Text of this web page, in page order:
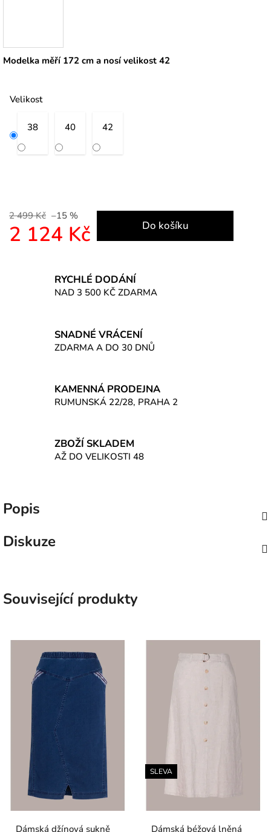
Modelka měří 172 cm a nosí velikost 42
Velikost
38 40 42
2 499 Kč –15 %
2 124 Kč Do košíku
RYCHLÉ DODÁNÍ
NAD 3 500 KČ ZDARMA
SNADNÉ VRÁCENÍ
ZDARMA A DO 30 DNŮ
KAMENNÁ PRODEJNA
RUMUNSKÁ 22/28, PRAHA 2
ZBOŽÍ SKLADEM
AŽ DO VELIKOSTI 48
Popis
Diskuze
Související produkty
Dámská džínová sukně
SLEVA
Dámská béžová lněná